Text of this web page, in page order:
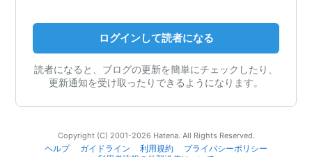
ログインして読者になる
読者になると、ブログの更新を簡単にチェックしたり、
更新通知を受け取ったりできるようになります。
Copyright (C) 2001-2026 Hatena. All Rights Reserved.
ヘルプ
ガイドライン 利用規約
プライバシーポリシー